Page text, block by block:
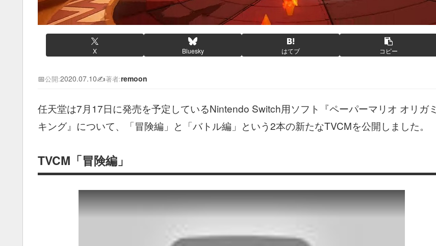
X Bluesky はてブ コピー
📅公開:2020.07.10✍️著者:remoon
任天堂は7月17日に発売を予定しているNintendo Switch用ソフト『ペーパーマリオ オリガミ
キング』について、「冒険編」と「バトル編」という2本の新たなTVCMを公開しました。
TVCM「冒険編」